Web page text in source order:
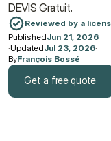
DEVIS Gratuit.
Reviewed by a
PublishedJun 21, 2026
·UpdatedJul 23, 2026·
ByFrançois Bossé
Get a free quote